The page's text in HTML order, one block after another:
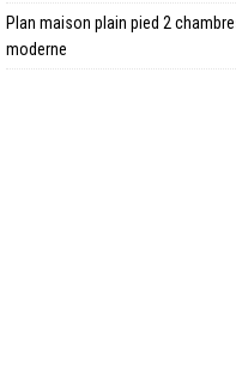
Plan maison plain pied 2
moderne